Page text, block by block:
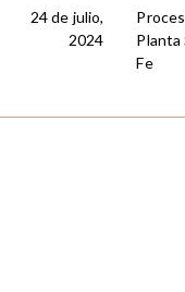
24 de julio,
2024
Planta
Fe